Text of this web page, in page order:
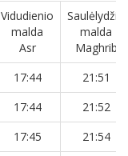
Vidudienio
malda
Asr
Saulėlydžio
malda
Maghrib
17:44
21:51
17:44
21:52
17:45
21:54